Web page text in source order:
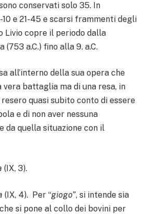
conservati solo 35. In
e 21-45 e scarsi frammenti degli
Livio copre il periodo dalla
(753 a.C.) fino alla 9. a.C.
all’interno della sua opera che
vera battaglia ma di una resa, in
quasi subito conto di essere
e di non aver nessuna
da quella situazione con il
(IX, 3).
(IX, 4). Per “giogo”, si intende sia
si pone al collo dei bovini per